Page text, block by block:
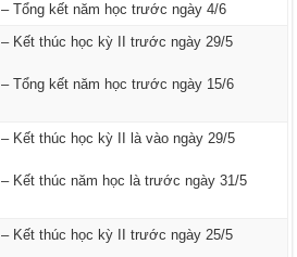
– Tổng kết năm học trước ngày 4/6
– Kết thúc học kỳ II trước ngày 29/5
– Tổng kết năm học trước ngày 15/6
– Kết thúc học kỳ II là vào ngày 29/5
– Kết thúc năm học là trước ngày 31/5
– Kết thúc học kỳ II trước ngày 25/5